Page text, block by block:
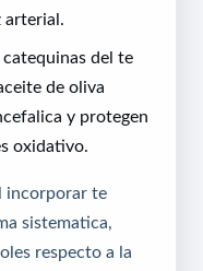
catequinas del te
de oliva
y protegen
oxidativo.
incorporar te
sistematica,
respecto a la